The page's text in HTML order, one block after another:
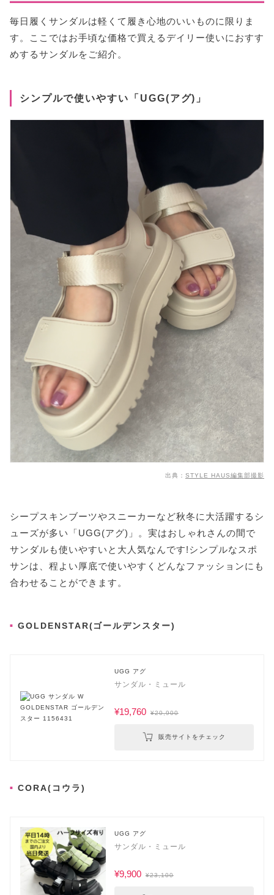
毎日履くサンダルは軽くて履き心地のいいものに限りま
す。ここではお手頃な価格で買えるデイリー使いにおすす
めするサンダルをご紹介。
シンプルで使いやすい「UGG(アグ)」
出典： STYLE HAUS編集部撮影
シープスキンブーツやスニーカーなど秋冬に大活躍するシ
ューズが多い「UGG(アグ)」。実はおしゃれさんの間で
サンダルも使いやすいと大人気なんです!シンプルなスポ
サンは、程よい厚底で使いやすくどんなファッションにも
合わせることができます。
GOLDENSTAR(ゴールデンスター)
UGG アグ
サンダル・ミュール
¥19,760 ¥20,900
販売サイトをチェック
CORA(コウラ)
UGG アグ
サンダル・ミュール
¥9,900 ¥23,100